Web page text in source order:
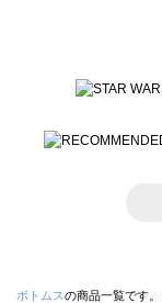
ボトムスの商品一覧です。